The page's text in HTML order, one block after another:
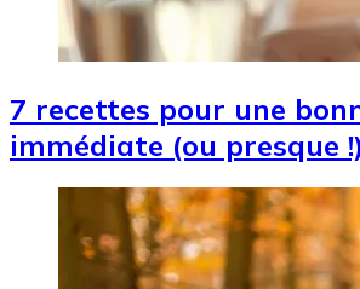
7 recettes pour une
immédiate (ou presque !)